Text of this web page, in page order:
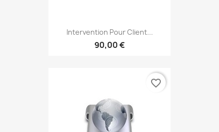
Intervention Pour Client...
90,00 €
favorite_border